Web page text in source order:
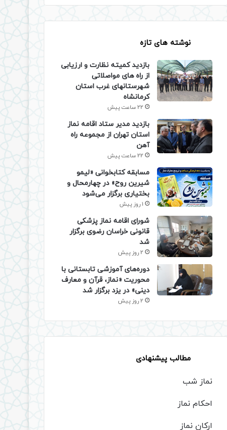
نوشته های تازه
بازدید کمیته نظارت و ارزیابی
از راه های مواصلاتی
شهرستانهای غرب استان
کرمانشاه
22 ساعت پیش
بازدید مدیر ستاد اقامه نماز
استان تهران از مجموعه راه
آهن
22 ساعت پیش
مسابقه کتابخوانی «لیمو
شیرین روح» در چهارمحال و
بختیاری برگزار می‌شود
1 روز پیش
شورای اقامه نماز پزشکی
قانونی خراسان رضوی برگزار
شد
2 روز پیش
دوره‌های آموزشی تابستانی با
محوریت «نماز، قرآن و معارف
دینی» در یزد برگزار شد
2 روز پیش
مطالب پیشنهادی
نماز شب
احکام نماز
ارکان نماز